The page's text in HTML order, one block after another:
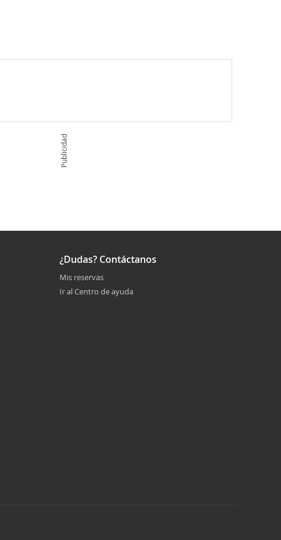
Publicidad
¿Dudas? Contáctanos
Mis reservas
Ir al Centro de ayuda